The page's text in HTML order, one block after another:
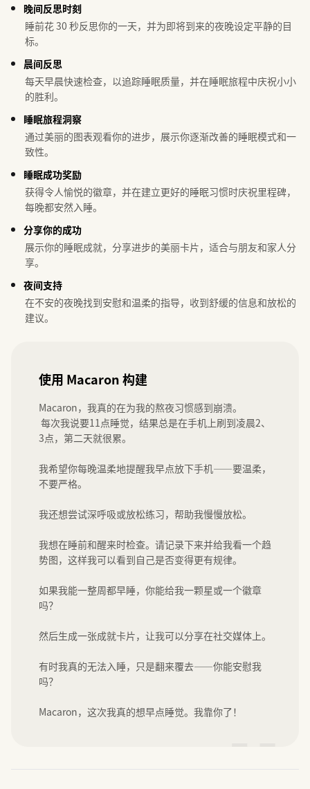
晚间反思时刻
睡前花 30 秒反思你的一天，并为即将到来的夜晚设定平静的目
标。
晨间反思
每天早晨快速检查，以追踪睡眠质量，并在睡眠旅程中庆祝小小
的胜利。
睡眠旅程洞察
通过美丽的图表观看你的进步，展示你逐渐改善的睡眠模式和一
致性。
睡眠成功奖励
获得令人愉悦的徽章，并在建立更好的睡眠习惯时庆祝里程碑，
每晚都安然入睡。
分享你的成功
展示你的睡眠成就，分享进步的美丽卡片，适合与朋友和家人分
享。
夜间支持
在不安的夜晚找到安慰和温柔的指导，收到舒缓的信息和放松的
建议。
使用 Macaron 构建
Macaron，我真的在为我的熬夜习惯感到崩溃。
3点，第二天就很累。
我希望你每晚温柔地提醒我早点放下手机——要温柔，
不要严格。
我还想尝试深呼吸或放松练习，帮助我慢慢放松。
我想在睡前和醒来时检查。请记录下来并给我看一个趋
势图，这样我可以看到自己是否变得更有规律。
如果我能一整周都早睡，你能给我一颗星或一个徽章
吗？
然后生成一张成就卡片，让我可以分享在社交媒体上。
有时我真的无法入睡，只是翻来覆去——你能安慰我
吗？
Macaron，这次我真的想早点睡觉。我靠你了！